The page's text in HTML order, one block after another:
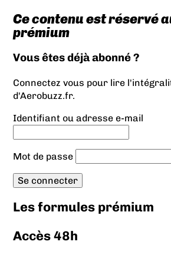
Ce contenu est réservé
prémium
Vous êtes déjà abonné ?
Connectez vous pour lire
d'Aerobuzz.fr.
Identifiant ou adresse e-mail
Mot de passe
Les formules prémium
Accès 48h